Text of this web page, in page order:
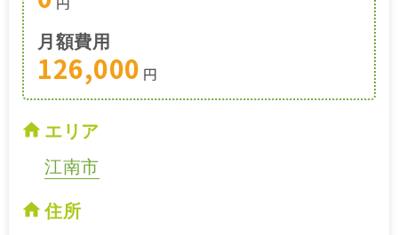
月額費用
126,000 円
エリア
江南市
住所